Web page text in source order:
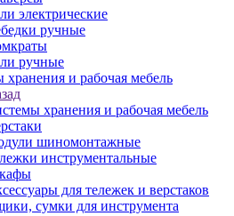
электрические
ручные
ручные
и рабочая мебель
хранения и рабочая мебель
шиномонтажные
инструментальные
для тележек и верстаков
сумки для инструмента